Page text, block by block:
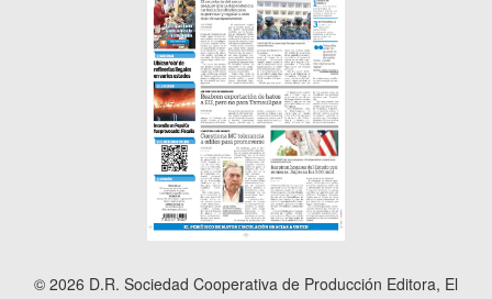
© 2026 D.R. Sociedad Cooperativa de Producción Editora, El